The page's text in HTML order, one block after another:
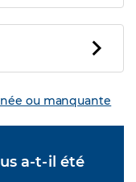
ou manquante
a-t-il été